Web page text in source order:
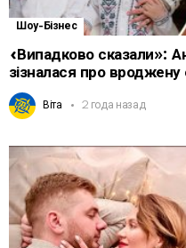
Шоу-Бізнес
«Випадково сказали»:
зізналася про
Віта 2 года назад